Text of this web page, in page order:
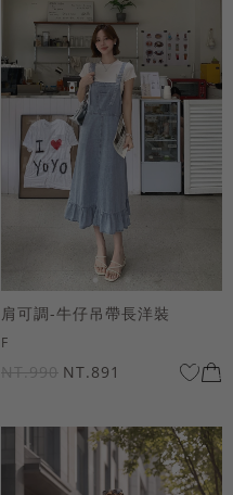
肩可調-牛仔吊帶長洋裝
F
NT.990 NT.891